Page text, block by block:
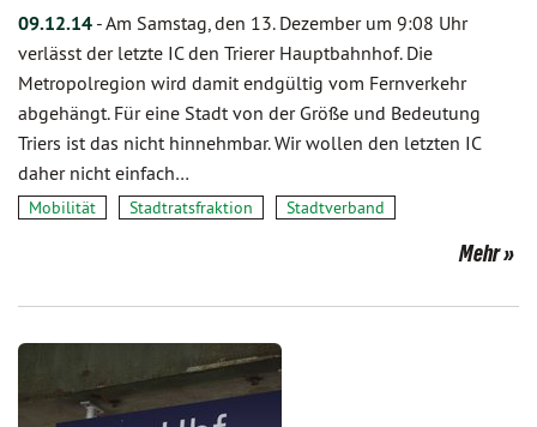
09.12.14 -Am Samstag, den 13. Dezember um 9:08 Uhr
verlässt der letzte IC den Trierer Hauptbahnhof. Die
Metropolregion wird damit endgültig vom Fernverkehr
abgehängt. Für eine Stadt von der Größe und Bedeutung
Triers ist das nicht hinnehmbar. Wir wollen den letzten IC
daher nicht einfach…
Mobilität Stadtratsfraktion Stadtverband
Mehr